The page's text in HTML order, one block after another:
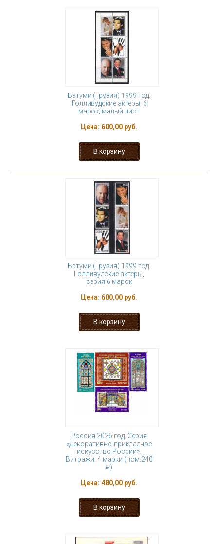
Батуми (Грузия) 1999 год.
Голливудские актеры, 6
марок, малый лист
Цена: 600,00 руб.
Батуми (Грузия) 1999 год.
Голливудские актеры,
серия 6 марок
Цена: 600,00 руб.
Россия 2026 год. Серия
«Декоративно-прикладное
искусство России».
Витражи. 4 марки (ном.240
₽)
Цена: 480,00 руб.